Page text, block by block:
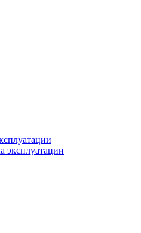
эксплуатации